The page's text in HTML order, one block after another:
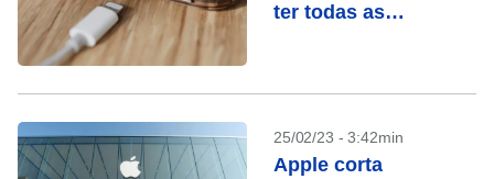
ter todas as
25/02/23 - 3:42min
Apple corta